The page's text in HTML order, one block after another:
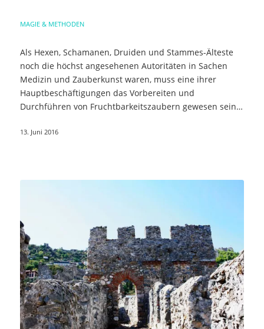
MAGIE & METHODEN
Als Hexen, Schamanen, Druiden und Stammes-Älteste
noch die höchst angesehenen Autoritäten in Sachen
Medizin und Zauberkunst waren, muss eine ihrer
Hauptbeschäftigungen das Vorbereiten und
Durchführen von Fruchtbarkeitszaubern gewesen sein.
13. Juni 2016